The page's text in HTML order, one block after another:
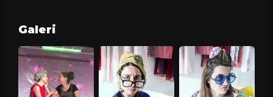
Galeri